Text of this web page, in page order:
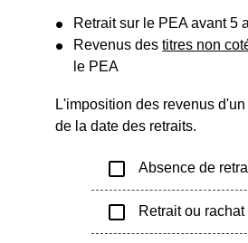
Retrait sur le PEA avant 5
Revenus destitres non
le PEA
L'imposition des revenus
de la date des retraits.
check_box_outline_blank Absence de
check_box_outline_blank Retrait ou